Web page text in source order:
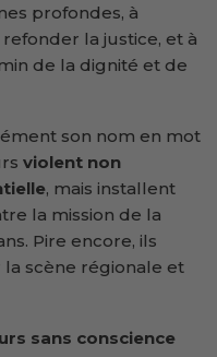
profondes, à
la justice, et à
de la dignité et de
son nom en mot
violent non
, mais installent
la mission de la
Pire encore, ils
la scène régionale et
sans conscience